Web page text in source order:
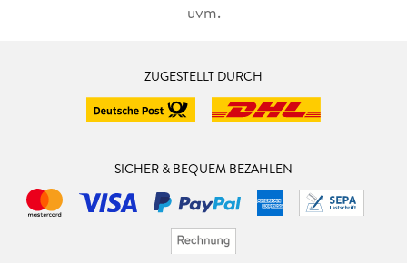
uvm.
ZUGESTELLT DURCH
SICHER & BEQUEM BEZAHLEN